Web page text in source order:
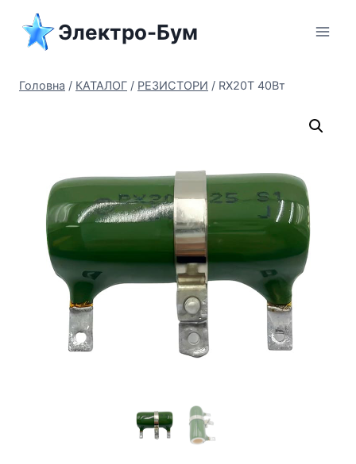
Перейти
вмісту
Электро-Бум
Головна / КАТАЛОГ / РЕЗИСТОРИ / RX20T 40Вт